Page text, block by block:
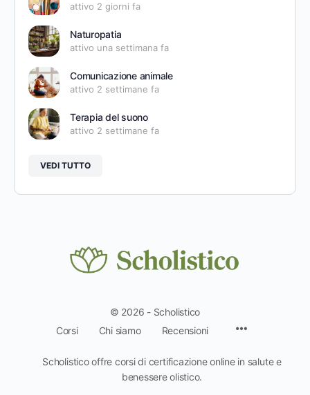
attivo 2 giorni fa
Naturopatia
attivo una settimana fa
Comunicazione animale
attivo 2 settimane fa
Terapia del suono
attivo 2 settimane fa
VEDI TUTTO
© 2026 - Scholistico
Corsi
Chi siamo Recensioni
Scholistico offre corsi di certificazione online in salute e
benessere olistico.